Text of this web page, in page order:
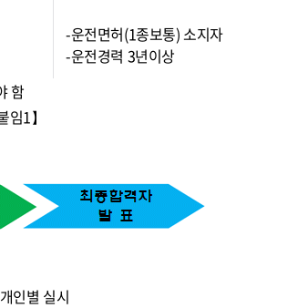
-운전면허(1종보통) 소지자
-운전경력 3년이상
함
1】
인별 실시